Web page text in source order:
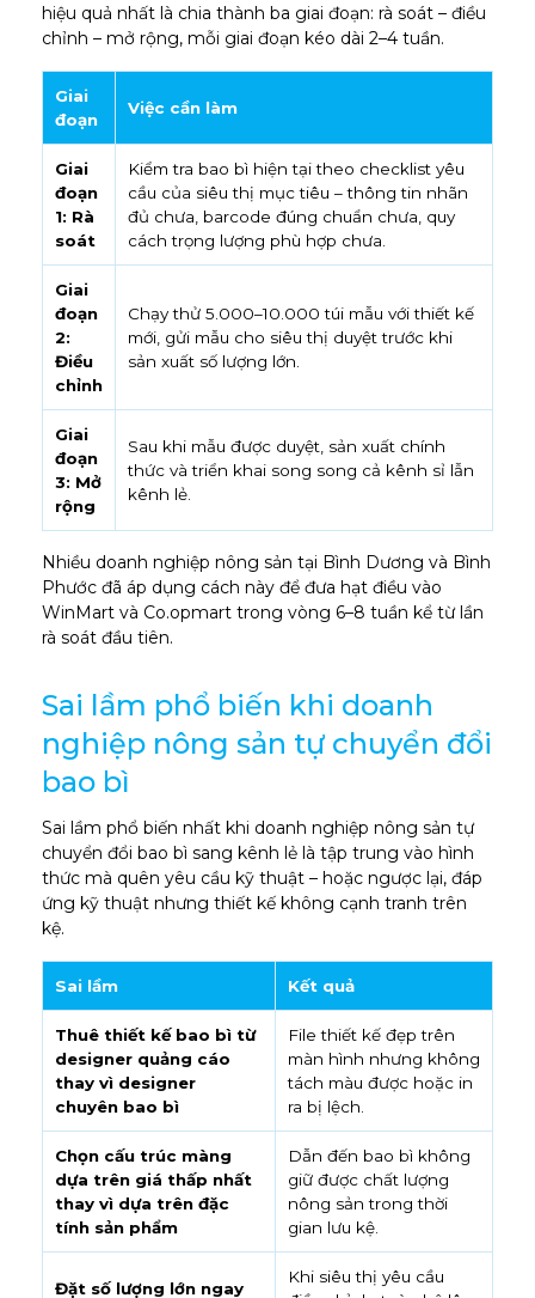
hiệu quả nhất là chia thành ba giai đoạn: rà soát – điều
chỉnh – mở rộng, mỗi giai đoạn kéo dài 2–4 tuần.
Giai
đoạn
Việc cần làm
Giai
đoạn
1: Rà
soát
Kiểm tra bao bì hiện tại theo checklist yêu
cầu của siêu thị mục tiêu – thông tin nhãn
đủ chưa, barcode đúng chuẩn chưa, quy
cách trọng lượng phù hợp chưa.
Giai
đoạn
2:
Điều
chỉnh
Chạy thử 5.000–10.000 túi mẫu với thiết kế
mới, gửi mẫu cho siêu thị duyệt trước khi
sản xuất số lượng lớn.
Giai
đoạn
3: Mở
rộng
Sau khi mẫu được duyệt, sản xuất chính
thức và triển khai song song cả kênh sỉ lẫn
kênh lẻ.
Nhiều doanh nghiệp nông sản tại Bình Dương và Bình
Phước đã áp dụng cách này để đưa hạt điều vào
WinMart và Co.opmart trong vòng 6–8 tuần kể từ lần
rà soát đầu tiên.
Sai lầm phổ biến khi doanh
nghiệp nông sản tự chuyển đổi
bao bì
Sai lầm phổ biến nhất khi doanh nghiệp nông sản tự
chuyển đổi bao bì sang kênh lẻ là tập trung vào hình
thức mà quên yêu cầu kỹ thuật – hoặc ngược lại, đáp
ứng kỹ thuật nhưng thiết kế không cạnh tranh trên
kệ.
Sai lầm Kết quả
Thuê thiết kế bao bì từ
designer quảng cáo
thay vì designer
chuyên bao bì
File thiết kế đẹp trên
màn hình nhưng không
tách màu được hoặc in
ra bị lệch.
Chọn cấu trúc màng
dựa trên giá thấp nhất
thay vì dựa trên đặc
tính sản phẩm
Dẫn đến bao bì không
giữ được chất lượng
nông sản trong thời
gian lưu kệ.
Đặt số lượng lớn ngay
Khi siêu thị yêu cầu